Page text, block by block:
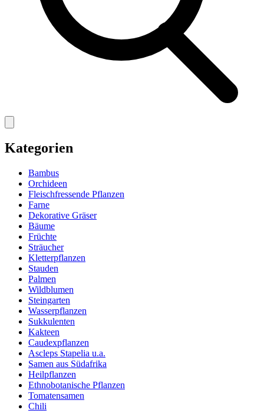
Kategorien
Bambus
Orchideen
Fleischfressende Pflanzen
Farne
Dekorative Gräser
Bäume
Früchte
Sträucher
Kletterpflanzen
Stauden
Palmen
Wildblumen
Steingarten
Wasserpflanzen
Sukkulenten
Kakteen
Caudexpflanzen
Ascleps Stapelia u.a.
Samen aus Südafrika
Heilpflanzen
Ethnobotanische Pflanzen
Tomatensamen
Chili